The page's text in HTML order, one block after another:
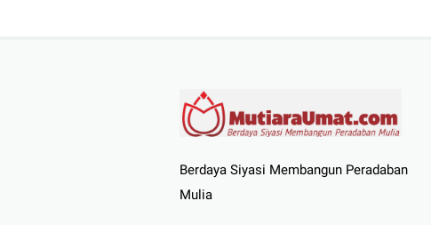
Berdaya Siyasi Membangun Peradaban
Mulia